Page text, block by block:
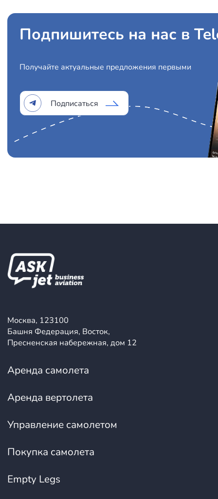
Подпишитесь на нас в
Получайте актуальные предложения первыми
Подписаться
Москва, 123100
Башня Федерация, Восток,
Пресненская набережная, дом 12
Аренда самолета
Аренда вертолета
Управление самолетом
Покупка самолета
Empty Legs